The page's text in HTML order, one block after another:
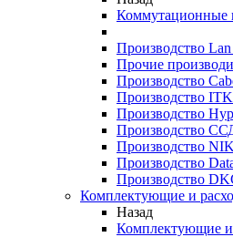
Коммутационные
Производство
Прочие
Производство
Производство ITK
Производство
Производство
Производство
Производство
Производство
Комплектующие и
Назад
Комплектующие